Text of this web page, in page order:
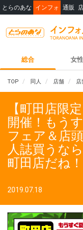
とらのあな インフォ 通販
総合 女
TOP 同人 店舗 店
【町田店限
開催！もう
フェア＆店
人誌買うな
町田店だね！
2019.07.18